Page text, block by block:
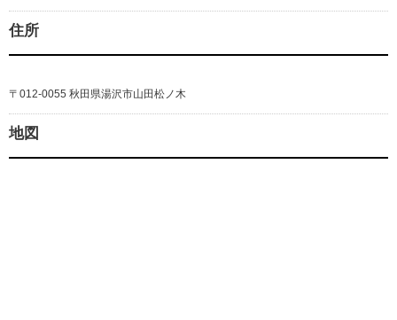
住所
〒012-0055 秋田県湯沢市山田松ノ木
地図